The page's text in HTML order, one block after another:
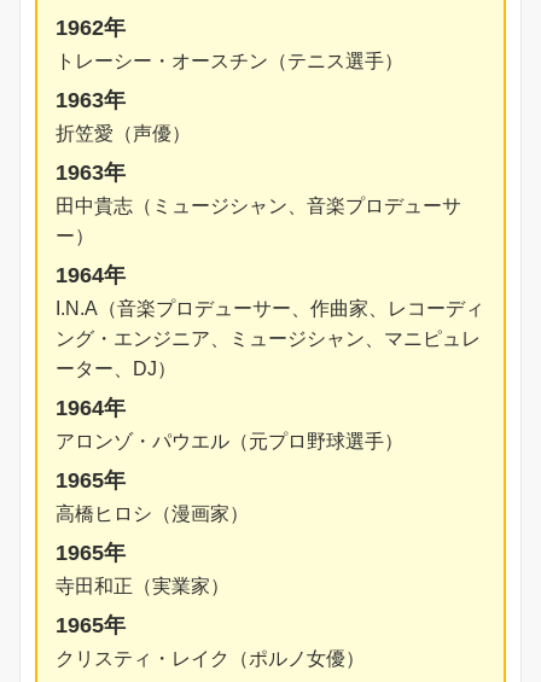
1962年
トレーシー・オースチン（テニス選手）
1963年
折笠愛（声優）
1963年
田中貴志（ミュージシャン、音楽プロデューサ
ー）
1964年
I.N.A（音楽プロデューサー、作曲家、レコーディ
ング・エンジニア、ミュージシャン、マニピュレ
ーター、DJ）
1964年
アロンゾ・パウエル（元プロ野球選手）
1965年
高橋ヒロシ（漫画家）
1965年
寺田和正（実業家）
1965年
クリスティ・レイク（ポルノ女優）